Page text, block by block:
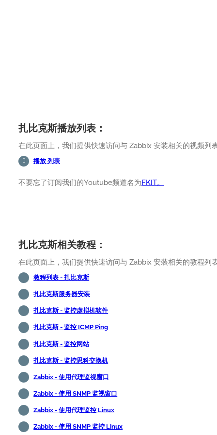
扎比克斯播放列表：
在此页面上，我们提供快速访问与 Zabbix 安装相关的视频列
播放 列表
不要忘了订阅我们的Youtube频道名为FKIT。
扎比克斯相关教程：
在此页面上，我们提供快速访问与 Zabbix 安装相关的教程列
教程列表 - 扎比克斯
扎比克斯服务器安装
扎比克斯 - 监控虚拟机软件
扎比克斯 - 监控 ICMP Ping
扎比克斯 - 监控网站
扎比克斯 - 监控思科交换机
Zabbix - 使用代理监视窗口
Zabbix - 使用 SNMP 监视窗口
Zabbix - 使用代理监控 Linux
Zabbix - 使用 SNMP 监控 Linux